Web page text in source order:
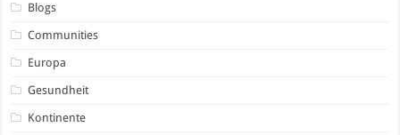
Blogs
Communities
Europa
Gesundheit
Kontinente